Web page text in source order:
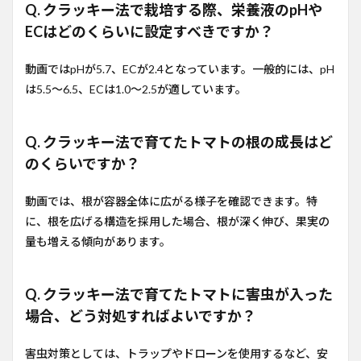
Q. クラッキー法で栽培する際、栄養液のpHや
ECはどのくらいに設定すべきですか？
動画ではpHが5.7、ECが2.4となっています。一般的には、pH
は5.5〜6.5、ECは1.0〜2.5が適しています。
Q. クラッキー法で育てたトマトの根の成長はど
のくらいですか？
動画では、根が容器全体に広がる様子を確認できます。特
に、根を広げる構造を採用した場合、根が深く伸び、果実の
量も増える傾向があります。
Q. クラッキー法で育てたトマトに害虫が入った
場合、どう対処すればよいですか？
害虫対策としては、トラップやドローンを使用するなど、安